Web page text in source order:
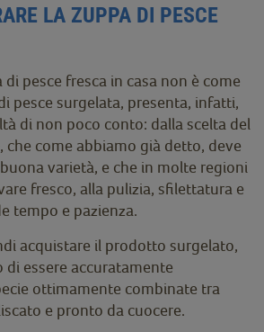
LA ZUPPA DI PESCE
di pesce fresca in casa non è come
pesce surgelata, presenta, infatti,
di non poco conto: dalla scelta del
che come abbiamo già detto, deve
varietà, e che in molte regioni
fresco, alla pulizia, sfilettatura e
tempo e pazienza.
acquistare il prodotto surgelato,
di essere accuratamente
ottimamente combinate tra
e pronto da cuocere.